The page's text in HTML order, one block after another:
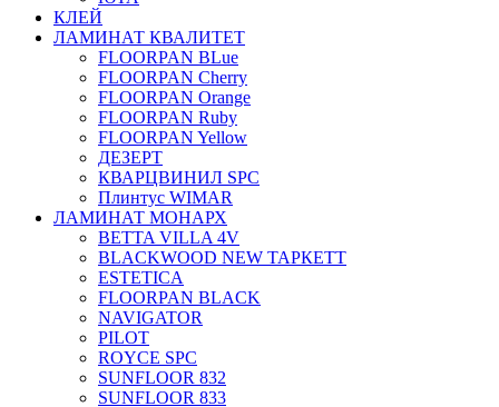
КЛЕЙ
ЛАМИНАТ КВАЛИТЕТ
FLOORPAN BLue
FLOORPAN Cherry
FLOORPAN Orange
FLOORPAN Ruby
FLOORPAN Yellow
ДЕЗЕРТ
КВАРЦВИНИЛ SPC
Плинтус WIMAR
ЛАМИНАТ МОНАРХ
BETTA VILLA 4V
BLACKWOOD NEW ТАРКЕТТ
ESTETICA
FLOORPAN BLACK
NAVIGATOR
PILOT
ROYCE SPC
SUNFLOOR 832
SUNFLOOR 833